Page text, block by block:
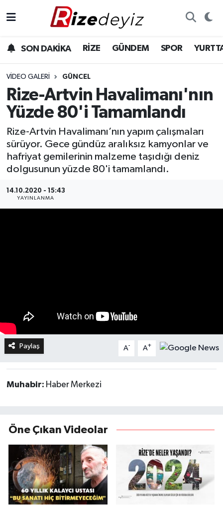
SON DAKİKA RİZE GÜNDEM SPOR
VIDEO GALERI GÜNCEL
Rize-Artvin Havalimanı'nın
Yüzde 80'i Tamamlandı
Rize-Artvin Havalimanı’nın yapım çalışmaları
sürüyor. Gece gündüz aralıksız kamyonlar ve
hafriyat gemilerinin malzeme taşıdığı deniz
dolgusunun yüzde 80'i tamamlandı.
14.10.2020 - 15:43
YAYINLANMA
Paylaş A- A+
Muhabir: Haber Merkezi
Öne Çıkan Videolar
Gündem
Yurttan Haberler
Ekonomi
Teknoloji
Rize Hava Durumu
Rize Trafik Yoğunluk Haritası
Süper Lig Puan Durumu ve Fikstür
Tüm Manşetler
Son Dakika Haberleri
Haber Arşivi